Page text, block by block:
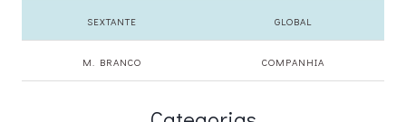
SEXTANTE GLOBAL
M. BRANCO COMPANHIA